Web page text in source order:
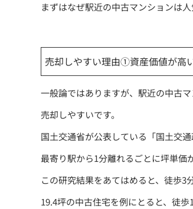
まずはなぜ駅近の中古マンションは
売却しやすい理由①資産価値が高
一般論ではありますが、駅近の中古
売却しやすいです。
国土交通省が公表している「国土交
最寄り駅から1分離れるごとに坪単価
この研究結果をあてはめると、徒歩3
19.4坪の中古住宅を例にとると、徒